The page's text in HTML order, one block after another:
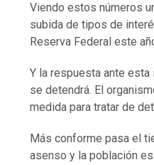
Viendo estos números
subida de tipos de
Reserva Federal este
Y la respuesta ante esta
se detendrá. El
medida para tratar de
Más conforme pasa el
asenso y la población